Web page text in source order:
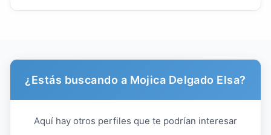
¿Estás buscando a Mojica Delgado Elsa?
Aquí hay otros perfiles que te podrían interesar